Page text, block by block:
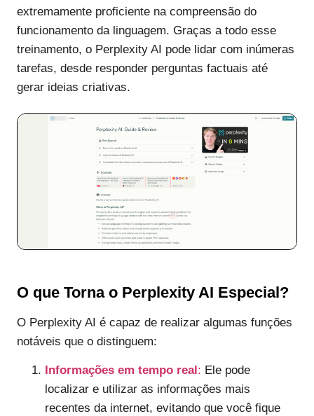
extremamente proficiente na compreensão do
funcionamento da linguagem. Graças a todo esse
treinamento, o Perplexity AI pode lidar com inúmeras
tarefas, desde responder perguntas factuais até
gerar ideias criativas.
O que Torna o Perplexity AI Especial?
O Perplexity AI é capaz de realizar algumas funções
notáveis que o distinguem:
Informações em tempo real: Ele pode
localizar e utilizar as informações mais
recentes da internet, evitando que você fique